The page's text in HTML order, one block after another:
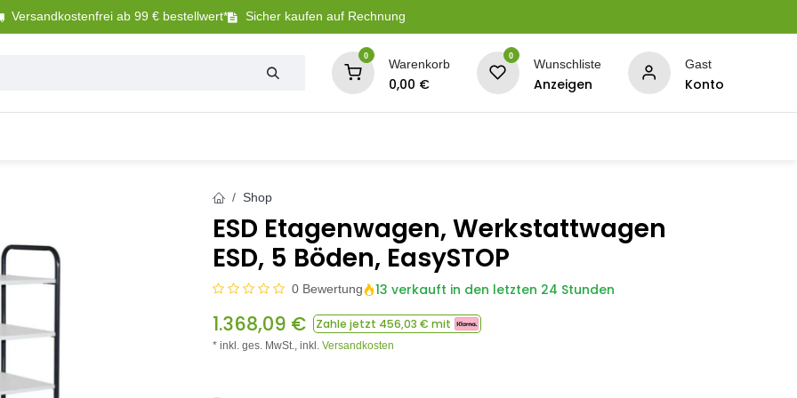
Versandkostenfrei ab 99 € bestellwert* Sicher kaufen auf Rechnung
0
Warenkorb
0,00 €
0
Wunschliste
Anzeigen
Gast
Konto
Shop
ESD Etagenwagen, Werkstattwagen
ESD, 5 Böden, EasySTOP
0 Bewertung 13 verkauft in den letzten 24 Stunden
1.368,09 € Zahle jetzt 456,03 € mit
* inkl. ges. MwSt., inkl. Versandkosten